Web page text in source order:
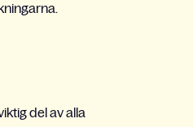
del av alla